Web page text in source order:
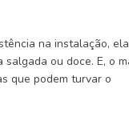
na instalação,
ou doce. E, o
que podem turvar o